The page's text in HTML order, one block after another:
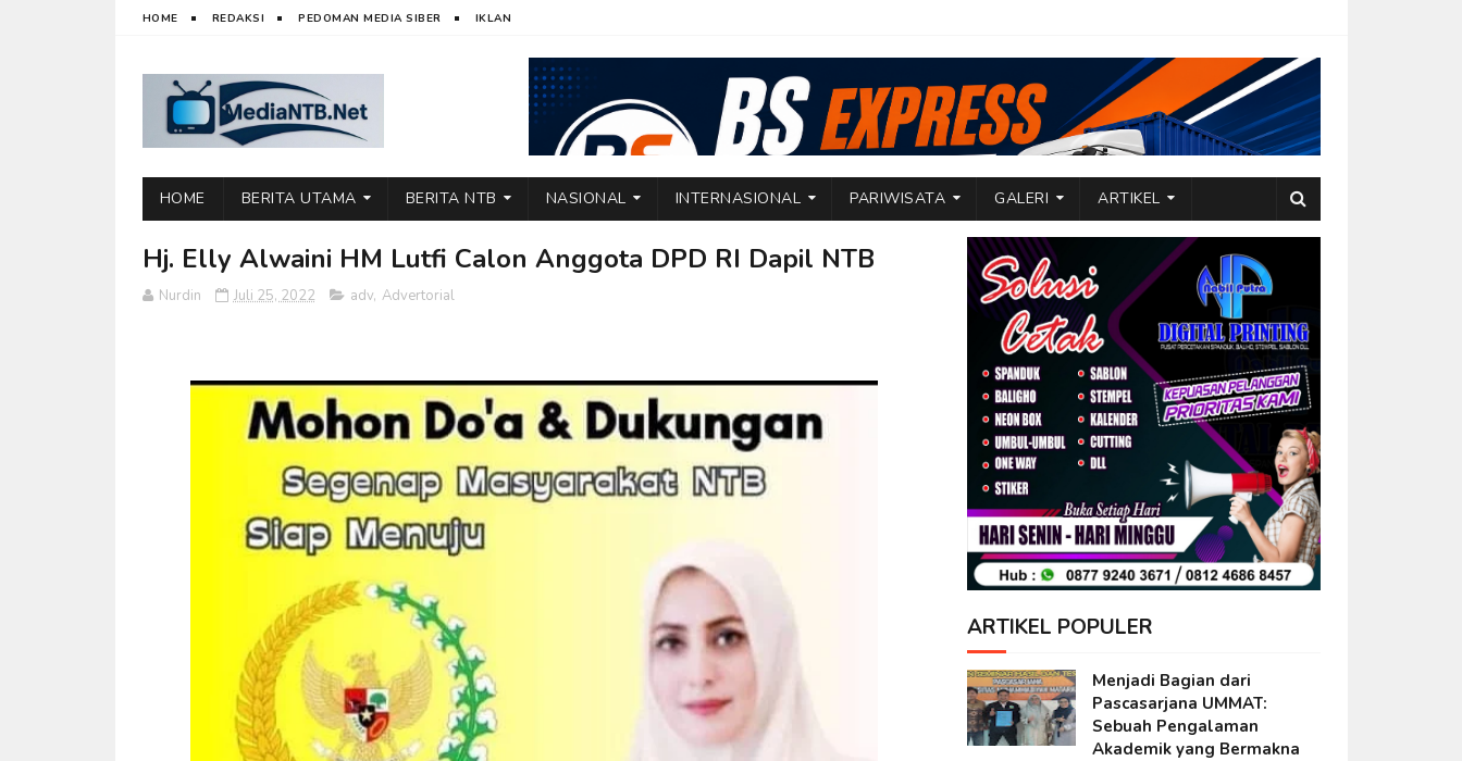
HOME REDAKSI PEDOMAN MEDIA SIBER IKLAN
HOME BERITA UTAMA BERITA NTB NASIONAL INTERNASIONAL PARIWISATA GALERI ARTIKEL
Hj. Elly Alwaini HM Lutfi Calon Anggota DPD RI Dapil NTB
Nurdin Juli 25, 2022 adv, Advertorial
ARTIKEL POPULER
Menjadi Bagian dari
Pascasarjana UMMAT:
Sebuah Pengalaman
Akademik yang Bermakna